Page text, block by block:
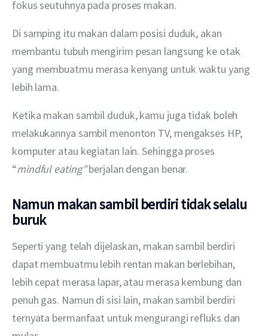
fokus seutuhnya pada proses makan.
Di samping itu makan dalam posisi duduk, akan
membantu tubuh mengirim pesan langsung ke otak
yang membuatmu merasa kenyang untuk waktu yang
lebih lama.
Ketika makan sambil duduk, kamu juga tidak boleh
melakukannya sambil menonton TV, mengakses HP,
komputer atau kegiatan lain. Sehingga proses
“mindful eating” berjalan dengan benar.
Namun makan sambil berdiri tidak selalu
buruk
Seperti yang telah dijelaskan, makan sambil berdiri
dapat membuatmu lebih rentan makan berlebihan,
lebih cepat merasa lapar, atau merasa kembung dan
penuh gas. Namun di sisi lain, makan sambil berdiri
ternyata bermanfaat untuk mengurangi refluks dan